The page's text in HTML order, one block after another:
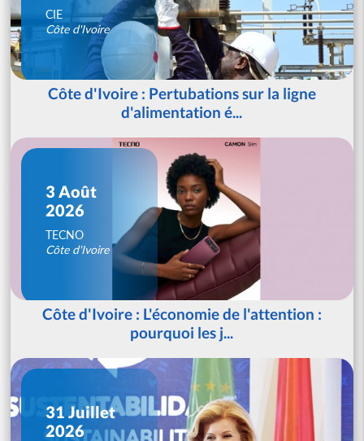
CIE
Côte d'Ivoire
Côte d'Ivoire : Pertubations sur la ligne
d'alimentation é...
3 Août
2026
TECNO
Côte d'Ivoire
Côte d'Ivoire : L'économie de l'attention :
pourquoi les j...
31 Juillet
2026